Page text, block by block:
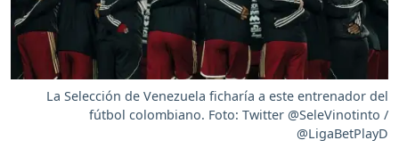
La Selección de Venezuela ficharía a este entrenador del
fútbol colombiano. Foto: Twitter @SeleVinotinto /
@LigaBetPlayD